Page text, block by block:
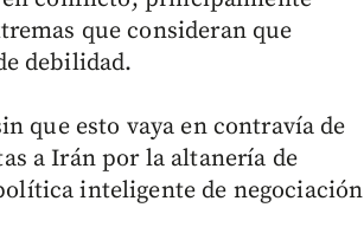
que consideran que
debilidad.
que esto vaya en contravía de
a Irán por la altanería de
inteligente de negociación